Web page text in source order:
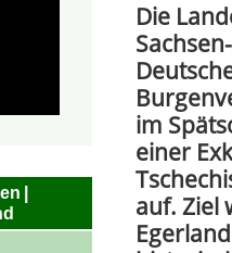
Die
im
einer
auf. Ziel
|